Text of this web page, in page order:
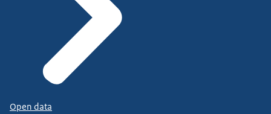
Open data